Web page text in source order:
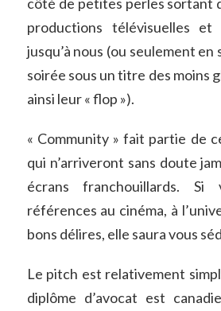
productions télévisuelles et
jusqu’à nous (ou seulement
soirée sous un titre des moins
ainsi leur « flop »).
« Community » fait partie de
qui n’arriveront sans doute
écrans franchouillards. Si
références au cinéma, à
bons délires, elle saura vous
Le pitch est relativement
diplôme d’avocat est